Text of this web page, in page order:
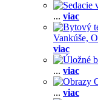
... viac
Vankúše,
viac
... viac
... viac